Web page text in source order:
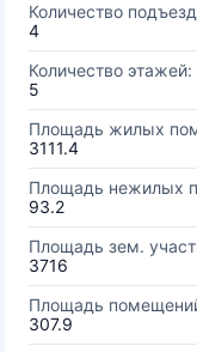
Количество
4
Количество этажей:
5
Площадь жилых
3111.4
Площадь нежилых
93.2
Площадь зем.
3716
Площадь
307.9